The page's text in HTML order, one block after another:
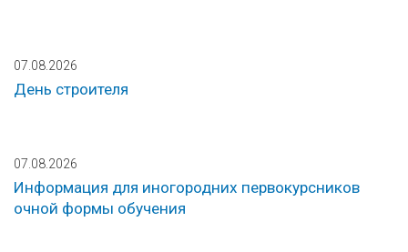
07.08.2026
День строителя
07.08.2026
Информация для иногородних первокурсников
очной формы обучения